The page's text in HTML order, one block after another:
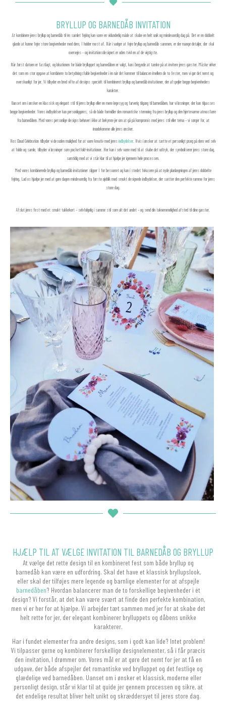
BRYLLUP OG BARNEDÅB INVITATION
At kombinere jeres bryllup og barnedåb til én samlet fejring kan være en vidunderlig måde at skabe en helt unik og mindeværdig dag på. Det er en dobbelt
glæde at kunne fejre store begivenheder med dem, I holder mest af. Når i vælger at fejre bryllup og barnedåb sammen, er der mange detaljer, der skal
overvejes – og invitationsdesignet er uden tvivl en af de vigtigste.
Når først datoen er fastlagt, og lokationen for både brylluppet og barnedåben er valgt, kan i begynde at tænke på at invitere jeres gæster. Måske virker
det som en stor opgave at kombinere to betydningsfulde begivenheder i én når det kommer til balancen imellem de to fester, men vi gør det nemt og
overskueligt for jer. Vi tilbyder en bred vifte af designs specielt til kombineret bryllup og barnedåb invitationer, der afspejler begge begivenheders
karakter.
Uanset om i ønsker en klassisk og elegant stil til jeres bryllup eller en mere legesyg og farverig tilgang til barnedåben, har vi løsninger, der kan tilpasses
begge begivenheder. Vores indbydelser kan personliggøres, så de både formidler den romantiske stemning fra jeres bryllup og den hjertevarme atmosfære
fra barnedåben. Med vores personlige designs behøver i ikke at bekymre jer om at gå på kompromis med jeres stil eller tema – vi sørger for, at
imødekomme alle jeres ønsker.
Hos Cloud Celebration tilbyder vi desuden mulighed for at være kreativ med jeresindbydelser . Hvis i ønsker at sætte et personligt præg på dem ved selv
at folde og samle, tilbyder vi løsninger som pocketfold-invitationer. Her kan i selv være med til at skabe det udtryk, der symboliserer jeres store dag,
samtidig med at vi står klar til at hjælpe jer igennem hele processen.
Med vores kombinerede bryllup og barnedåb invitationer slipper I for besværet og kan i stedet fokusere på at nyde planlægningen af jeres dobbelte
fejring. Lad os hjælpe jer med at gøre dagen mindeværdig fra første øjeblik med smukt designede indbydelser, der sætter den perfekte ramme for jeres
store dag.
Afslut jeres fest med et smukt takkekort – selvfølgelig i samme stil som alt det andet – og send din taknemmelighed afsted til dine gæster.
HJÆLP TIL AT VÆLGE INVITATION TIL BARNEDÅB OG BRYLLUP
At vælge det rette design til en kombineret fest som både bryllup og
barnedåb kan være en udfordring. Skal det have et klassisk bryllupslook,
eller skal der tilføjes mere legende og barnlige elementer for at afspejle
barnedåben? Hvordan balancerer man de to forskellige begivenheder i ét
design? Vi forstår, at det kan være svært at finde den perfekte kombination,
men vi er her for at hjælpe. Vi arbejder tæt sammen med jer for at skabe det
helt rette for jer, der elegant kombinerer brylluppets og dåbens unikke
karakterer.
Har i fundet elementer fra andre designs, som i godt kan lide? Intet problem!
Vi tilpasser gerne og kombinerer forskellige designelementer, så i får præcis
den invitation, I drømmer om. Vores mål er at gøre det nemt for jer at få en
udgave, der både afspejler det romantiske ved brylluppet og det festlige og
glædelige ved barnedåben. Uanset om i ønsker et klassisk, moderne eller
personligt design, står vi klar til at guide jer gennem processen og sikre, at
det endelige resultat bliver helt unikt og skræddersyet til jeres store dag.